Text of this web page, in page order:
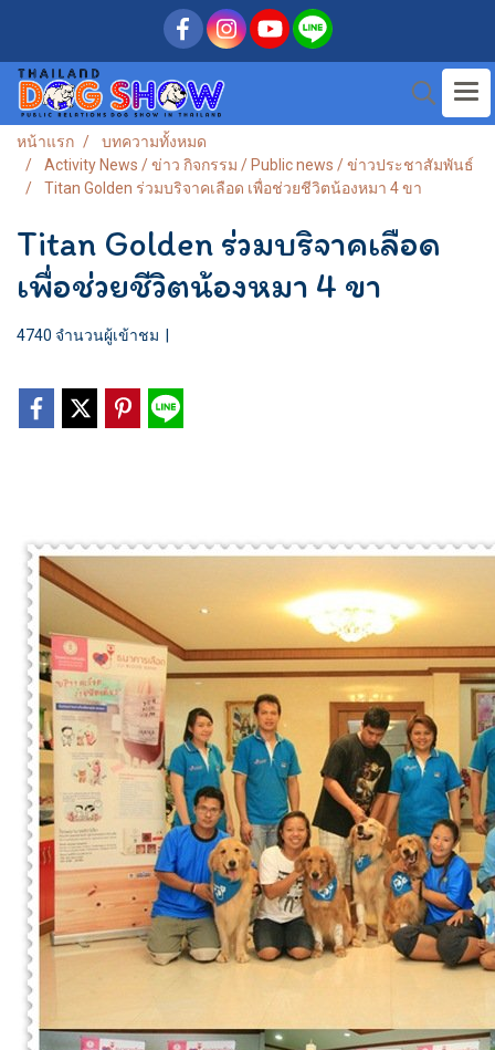
หน้าแรก
บทความทั้งหมด
Activity News / ข่าว กิจกรรม / Public news / ข่าวประชาสัมพันธ์
Titan Golden ร่วมบริจาคเลือด เพื่อช่วยชีวิตน้องหมา 4 ขา
Titan Golden ร่วมบริจาคเลือด
เพื่อช่วยชีวิตน้องหมา 4 ขา
4740 จำนวนผู้เข้าชม